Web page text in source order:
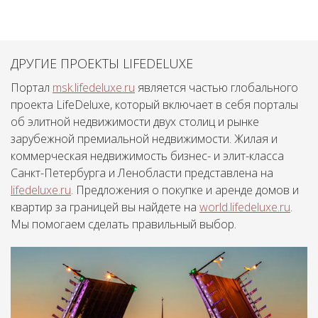
ДРУГИЕ ПРОЕКТЫ LIFEDELUXE
Портал msk.lifedeluxe.ru является частью глобального
проекта LifeDeluxe, который включает в себя порталы
об элитной недвижимости двух столиц и рынке
зарубежной премиальной недвижимости. Жилая и
коммерческая недвижимость бизнес- и элит-класса
Санкт-Петербурга и Ленобласти представлена на
lifedeluxe.ru. Предложения о покупке и аренде домов и
квартир за границей вы найдете на world.lifedeluxe.ru.
Мы помогаем сделать правильный выбор.